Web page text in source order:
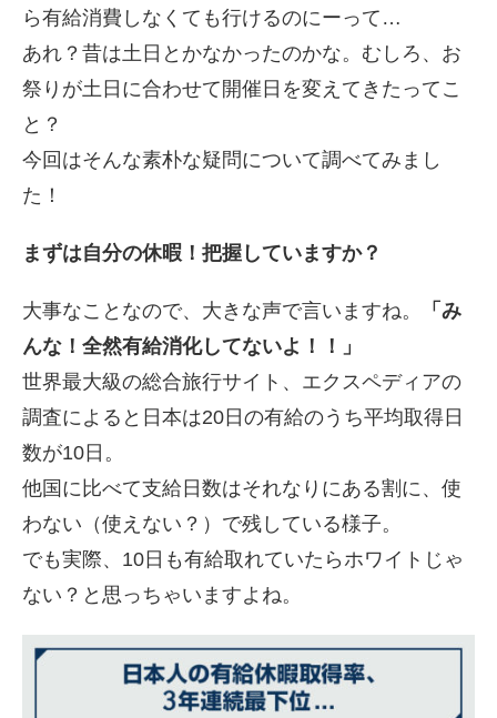
ら有給消費しなくても行けるのにーって…
あれ？昔は土日とかなかったのかな。むしろ、お
祭りが土日に合わせて開催日を変えてきたってこ
と？
今回はそんな素朴な疑問について調べてみまし
た！
まずは自分の休暇！把握していますか？
大事なことなので、大きな声で言いますね。
「み
んな！全然有給消化してないよ！！」
世界最大級の総合旅行サイト、エクスペディアの
調査によると日本は20日の有給のうち平均取得日
数が10日。
他国に比べて支給日数はそれなりにある割に、使
わない（使えない？）で残している様子。
でも実際、10日も有給取れていたらホワイトじゃ
ない？と思っちゃいますよね。